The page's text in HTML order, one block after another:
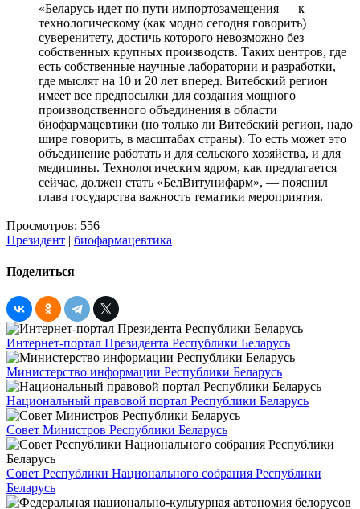
«Беларусь идет по пути импортозамещения — к
технологическому (как модно сегодня говорить)
суверенитету, достичь которого невозможно без
собственных крупных производств. Таких центров, где
есть собственные научные лаборатории и разработки,
где мыслят на 10 и 20 лет вперед. Витебский регион
имеет все предпосылки для создания мощного
производственного объединения в области
биофармацевтики (но только ли Витебский регион, надо
шире говорить, в масштабах страны). То есть может это
объединение работать и для сельского хозяйства, и для
медицины. Технологическим ядром, как предлагается
сейчас, должен стать «БелВитунифарм», — пояснил
глава государства важность тематики мероприятия.
Просмотров: 556
Президент | биофармацевтика
Поделиться
Интернет-портал Президента Республики Беларусь
Министерство информации Республики Беларусь
Национальный правовой портал Республики Беларусь
Совет Министров Республики Беларусь
Совет Республики Национального собрания Республики
Беларусь